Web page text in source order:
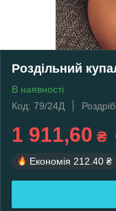
Роздільний
В наявності
Код: 79/24Д
Роздріб
1 911,60 ₴
Економія 212.40 ₴